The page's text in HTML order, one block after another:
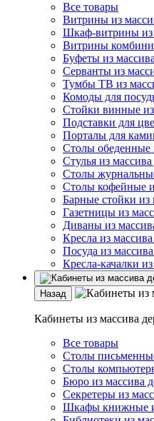
Все товары
Витрины из
Шкаф-витрины из
Витрины
Буфеты из
Серванты из
Тумбы ТВ из
Комоды для
Стойки винные из
Подставки для
Порталы для
Столы обеденные
Стулья из массива
Столы
Столы кофейные
Барные стойки из
Газетницы из
Диваны из
Кресла из массива
Посуда из
Кресла-качалки
Назад
Кабинеты из массива
Все товары
Столы
Столы
Бюро из массива
Секретеры из
Шкафы книжные